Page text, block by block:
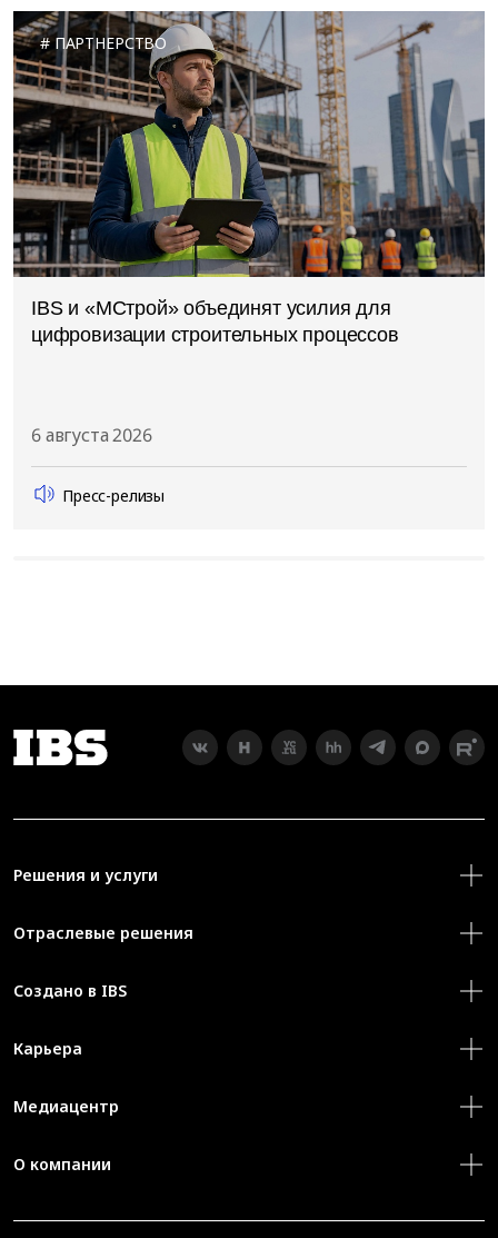
ПАРТНЕРСТВО
IBS и «МСтрой» объединят усилия для
цифровизации строительных процессов
6 августа 2026
Пресс-релизы
Решения и услуги
Отраслевые решения
Создано в IBS
Карьера
Медиацентр
О компании